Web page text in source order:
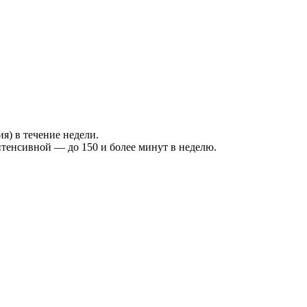
в течение недели.
— до 150 и более минут в неделю.